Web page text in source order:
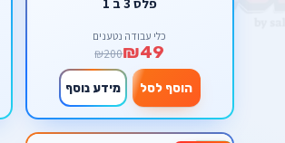
כלי עבודה נטענים
₪49
₪200
הוסף לסל מידע נוסף